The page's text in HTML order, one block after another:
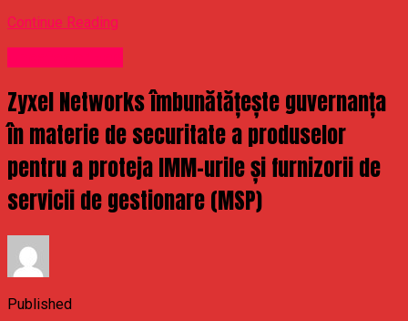
Continue Reading
Zyxel Networks îmbunătățește guvernanța
în materie de securitate a produselor
pentru a proteja IMM-urile și furnizorii de
servicii de gestionare (MSP)
Published